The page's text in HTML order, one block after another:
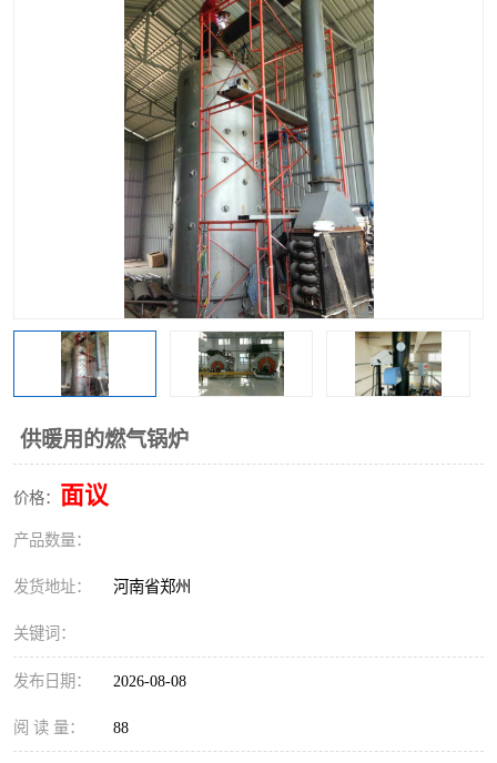
供暖用的燃气锅炉
价格： 面议
产品数量：
发货地址： 河南省郑州
关键词：
发布日期： 2026-08-08
阅 读 量： 88